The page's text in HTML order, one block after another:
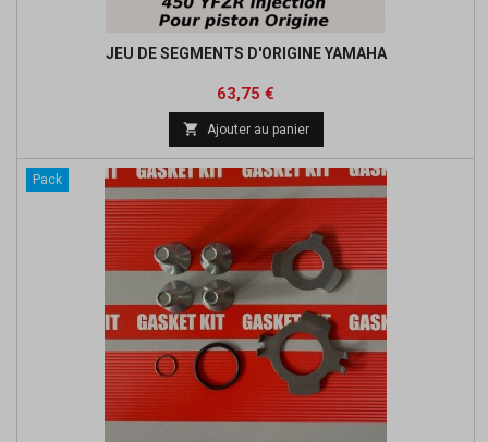
JEU DE SEGMENTS D'ORIGINE YAMAHA
Prix
63,75 €
base
 Ajouter au panier
Pack